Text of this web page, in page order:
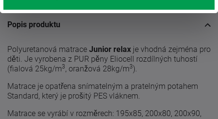
Popis produktu
Polyuretanová matrace Junior relax je vhodná zejména pro
děti. Je vyrobena z PUR pěny Eliocell rozdílných tuhostí
(fialová 25kg/m3, oranžová 28kg/m3).
Matrace je opatřena snímatelným a pratelným potahem
Standard, který je prošitý PES vláknem.
Matrace se vyrábí v rozměrech: 195x85, 200x80, 200x90,